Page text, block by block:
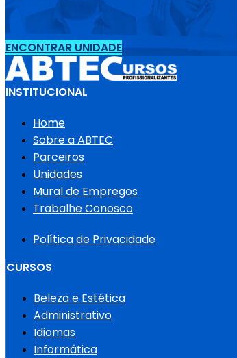
ENCONTRAR UNIDADE
INSTITUCIONAL
Home
Sobre a ABTEC
Parceiros
Unidades
Mural de Empregos
Trabalhe Conosco
Política de Privacidade
CURSOS
Beleza e Estética
Administrativo
Idiomas
Informática